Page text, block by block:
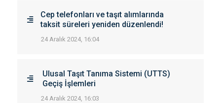
Cep telefonları ve taşıt alımlarında
taksit süreleri yeniden düzenlendi!
24 Aralık 2024, 16:04
Ulusal Taşıt Tanıma Sistemi (UTTS)
Geçiş İşlemleri
24 Aralık 2024, 16:03